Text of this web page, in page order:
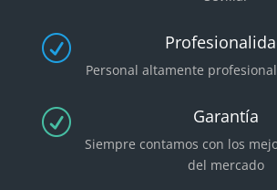
R
Personal altamente
R Garantía
Siempre contamos con los
del mercado